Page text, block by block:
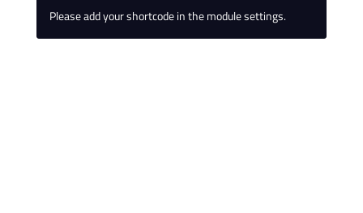
Please add your shortcode in the module settings.